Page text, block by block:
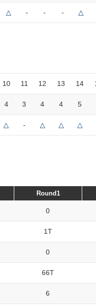
△ - - - △
10 11 12 13 14
4 3 4 4 5
△ - △ △ △
Round1
0
1T
0
66T
6